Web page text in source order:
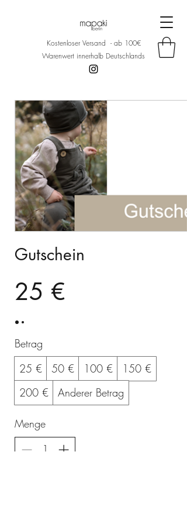
Kostenloser Versand - ab 100€
Warenwert innerhalb Deutschlands
Gutschein
25 €
Betrag
25 €
50 € 100 €
150 €
200 €
Anderer Betrag
Menge